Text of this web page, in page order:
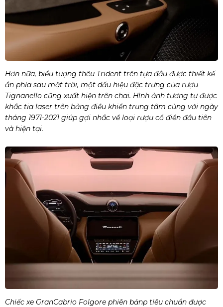
Hơn nữa, biểu tượng thêu Trident trên tựa đầu được thiết kế
ẩn phía sau mặt trời, một dấu hiệu đặc trưng của rượu
Tignanello cũng xuất hiện trên chai. Hình ảnh tương tự được
khắc tia laser trên bảng điều khiển trung tâm cùng với ngày
tháng 1971-2021 giúp gợi nhắc về loại rượu cổ điển đầu tiên
và hiện tại.
Chiếc xe GranCabrio Folgore phiên bảnp tiêu chuẩn được